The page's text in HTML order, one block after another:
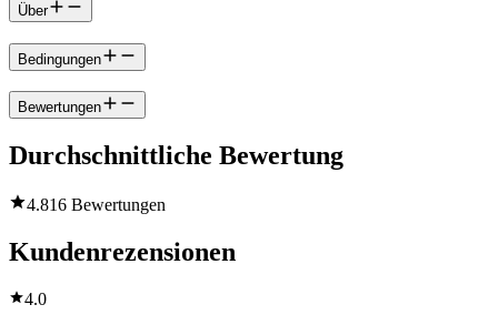
Über
Bedingungen
Bewertungen
Durchschnittliche Bewertung
4.816 Bewertungen
Kundenrezensionen
4.0